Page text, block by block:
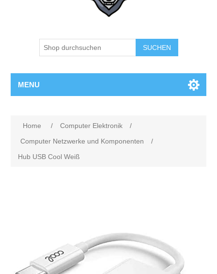
SUCHEN
MENU
Home / Computer Elektronik
/
Computer Netzwerke und Komponenten
/
Hub USB Cool Weiß